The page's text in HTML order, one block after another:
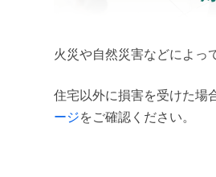
火災や自然災害などによっ
住宅以外に損害を受けた場
ージをご確認ください。